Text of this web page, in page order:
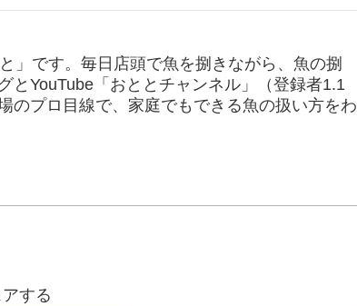
」です。毎日店頭で魚を捌きながら、魚の捌
とYouTube「おととチャンネル」（登録者1.1
のプロ目線で、家庭でもできる魚の扱い方をわ
する